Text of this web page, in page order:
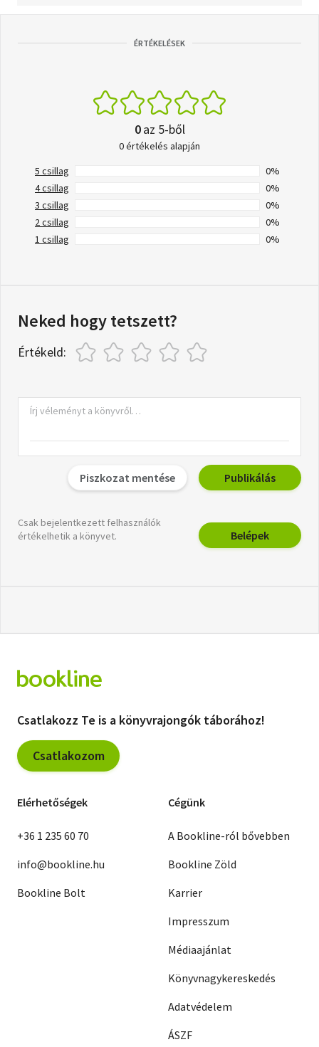
ÉRTÉKELÉSEK
0az 5-ből
0 értékelés alapján
5 csillag
0%
4 csillag
0%
3 csillag
0%
2 csillag
0%
1 csillag
0%
Neked hogy tetszett?
Értékeld:
Piszkozat mentése Publikálás
Csak bejelentkezett felhasználók
értékelhetik a könyvet.
Belépek
Csatlakozz Te is a könyvrajongók táborához!
Csatlakozom
Elérhetőségek
+36 1 235 60 70
info@bookline.hu
Bookline Bolt
Cégünk
A Bookline-ról bővebben
Bookline Zöld
Karrier
Impresszum
Médiaajánlat
Könyvnagykereskedés
Adatvédelem
ÁSZF